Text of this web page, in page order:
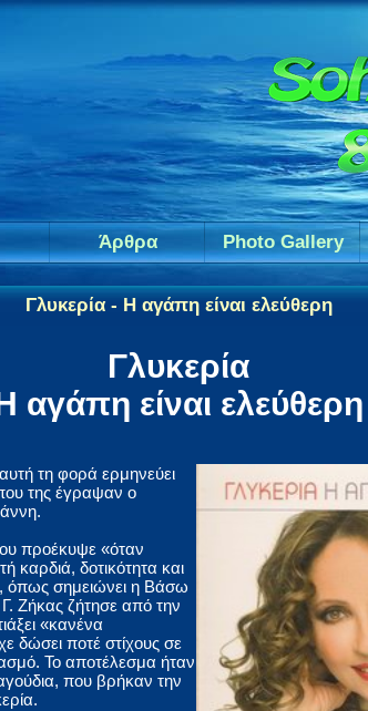
Άρθρα Photo Gallery
Γλυκερία - Η αγάπη είναι ελεύθερη
Γλυκερία
αγάπη είναι ελεύθερη
τη φορά ερμηνεύει
της έγραψαν ο
προέκυψε «όταν
καρδιά, δοτικότητα και
όπως σημειώνει η Βάσω
Ζήκας ζήτησε από την
«κανένα
δώσει ποτέ στίχους σε
Το αποτέλεσμα ήταν
που βρήκαν την